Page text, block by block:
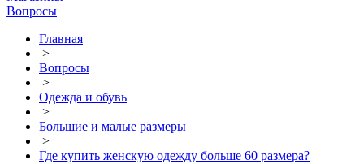
Вопросы
Главная
>
Вопросы
>
Одежда и обувь
>
Большие и малые размеры
>
Где купить женскую одежду больше 60 размера?